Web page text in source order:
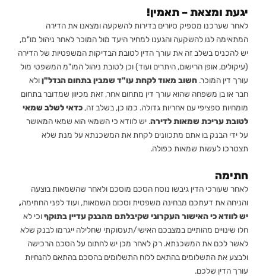
יגעת ומצאת – תאמין!
לאחר שערכנו מספיק סיורים בדירות להשקעה ומצאנו את הדירה
המתאימה לנו להשקעה והגענו למחיר היעד מול המוכר לאחר ניהול מו"מ,
יש להכניס בשלב זה את עורך הדין לטובת הבדיקות המשפטיות של הדירה
(עיקולים, אופן הרישום, היתרים ועוד) וכן לטובת ניהול המו"מ המשפטי מול
עורך דין המוכר. חשוב מאוד לקחת עו"ד שמבין בתחום הנדל"ןולא
חבר או בן משפחה שהוא עורך דין מתחום אחר, זאת מכיוון שמדובר בתחום
מומחיות ספציפי עם אחריות גדולה. כמו כן, בשלב זה, כדאי לשלב שמאי
לטובת עריכת שמאות לדירה. יש לוודא כי השמאי הוא שמאי המאושר
על ידי הבנק בו אתם מתכוונים לקחת את המשכנתא על מנת שלא
תצטרכו לעשות שמאות כפולה.
חתימה
לאחר שעורכי הדין גיבשו נוסח הסכם מוסכם ולאחר שהשמאות בוצעה
והניחה את דעתכם מבחינה משפטית וסכום השמאות, ועוד לפני החתימה,
יש לוודא כי האישור העקרוני שקיבלתם מהבנק עדיין בתוקףוכי לא
חלו שינויים מהותיים במצבכם האישי/תעסוקתי שחלילה ייגרמו לבנק שלא
לאשר לכם את המשכנתא. רק לאחר מכן יש לחתום על הסכם הרכישה
ולבצע את התשלומים בהתאם ללוח התשלומים בהסכם בהתאם להנחיות
עורך הדין שלכם.